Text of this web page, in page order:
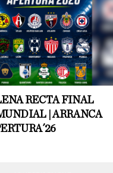
RECTA FINAL
| ARRANCA